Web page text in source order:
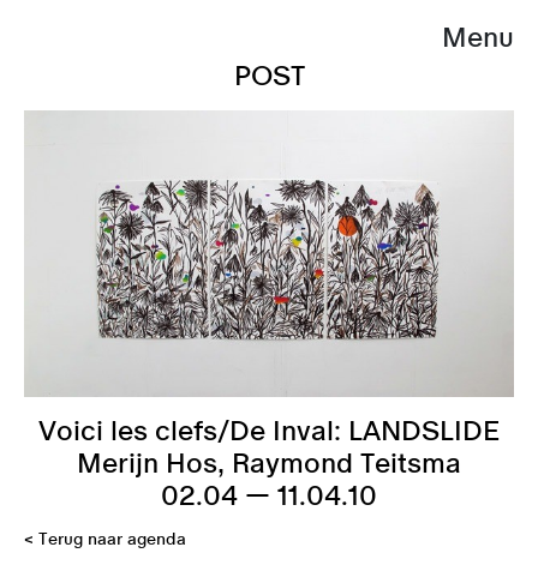
Menu
POST
Voici les clefs/De Inval: LANDSLIDE
Merijn Hos, Raymond Teitsma
02.04 — 11.04.10
< Terug naar agenda